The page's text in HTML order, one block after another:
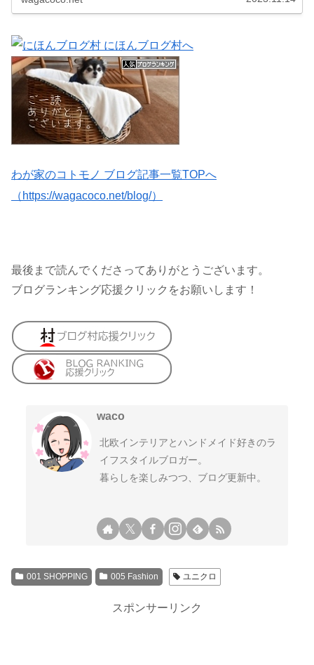
わが家のコトモノ ブログ記事一覧TOPへ
（https://wagacoco.net/blog/）
最後まで読んでくださってありがとうございます。
ブログランキング応援クリックをお願いします！
waco
北欧インテリアとハンドメイド好きのラ
イフスタイルブロガー。
暮らしを楽しみつつ、ブログ更新中。
001 SHOPPING 005 Fashion ユニクロ
スポンサーリンク